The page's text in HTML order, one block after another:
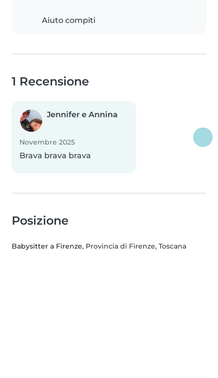
Aiuto compiti
1 Recensione
Jennifer e Annina
Novembre 2025
Brava brava brava
Posizione
Babysitter a Firenze, Provincia di Firenze, Toscana